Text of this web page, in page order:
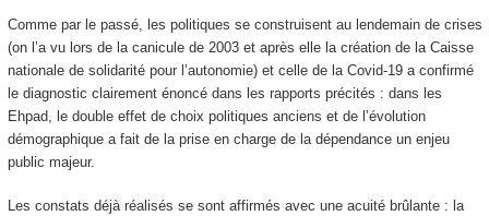
Comme par le passé, les politiques se construisent au lendemain de crises
(on l’a vu lors de la canicule de 2003 et après elle la création de la Caisse
nationale de solidarité pour l’autonomie) et celle de la Covid-19 a confirmé
le diagnostic clairement énoncé dans les rapports précités : dans les
Ehpad, le double effet de choix politiques anciens et de l’évolution
démographique a fait de la prise en charge de la dépendance un enjeu
public majeur.
Les constats déjà réalisés se sont affirmés avec une acuité brûlante : la